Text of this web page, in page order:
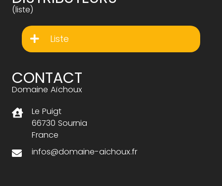
(liste)
Liste
CONTACT
Domaine Aïchoux
Le Puigt
66730 Sournia
France
infos@domaine-aichoux.fr